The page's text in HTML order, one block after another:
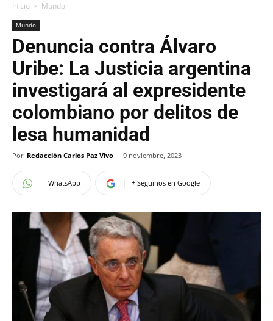
Inicio Mundo
Mundo
Denuncia contra Álvaro
Uribe: La Justicia argentina
investigará al expresidente
colombiano por delitos de
lesa humanidad
Por Redacción Carlos Paz Vivo - 9 noviembre, 2023
WhatsApp + Seguinos en Google